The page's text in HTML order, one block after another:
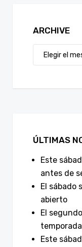
ARCHIVE
ÚLTIMAS
Este
antes de
El sábado
abierto
El
Este